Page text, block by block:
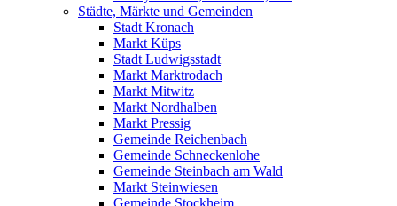
Städte, Märkte und Gemeinden
Stadt Kronach
Markt Küps
Stadt Ludwigsstadt
Markt Marktrodach
Markt Mitwitz
Markt Nordhalben
Markt Pressig
Gemeinde Reichenbach
Gemeinde Schneckenlohe
Gemeinde Steinbach am Wald
Markt Steinwiesen
Gemeinde Stockheim